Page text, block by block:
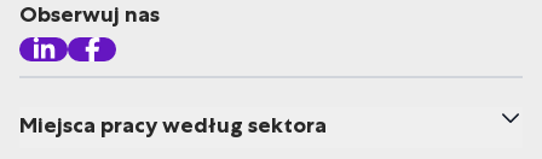
Obserwuj nas
Miejsca pracy według sektora